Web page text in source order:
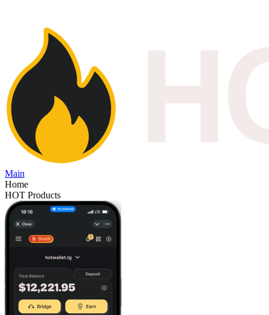
Main
Home
HOT Products